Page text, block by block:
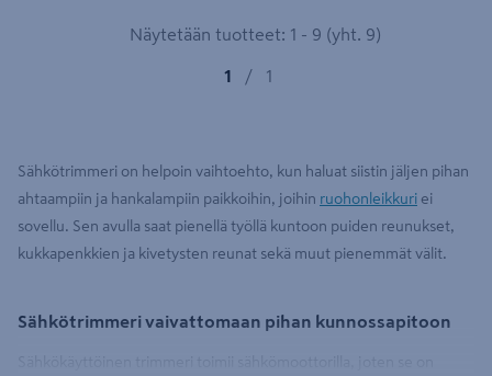
Näytetään tuotteet: 1 - 9 (yht. 9)
1 / 1
Sähkötrimmeri on helpoin vaihtoehto, kun haluat siistin jäljen pihan
ahtaampiin ja hankalampiin paikkoihin, joihin ruohonleikkuri ei
sovellu. Sen avulla saat pienellä työllä kuntoon puiden reunukset,
kukkapenkkien ja kivetysten reunat sekä muut pienemmät välit.
Sähkötrimmeri vaivattomaan pihan kunnossapitoon